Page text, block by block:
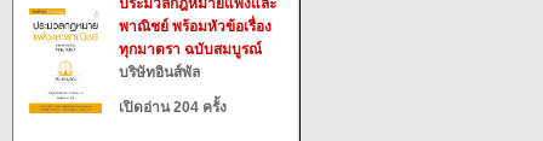
ประมวลกฎหมายแพ่งและ
พาณิชย์ พร้อมหัวข้อเรื่อง
ทุกมาตรา ฉบับสมบูรณ์
บริษัทอินส์พัล
เปิดอ่าน 204 ครั้ง